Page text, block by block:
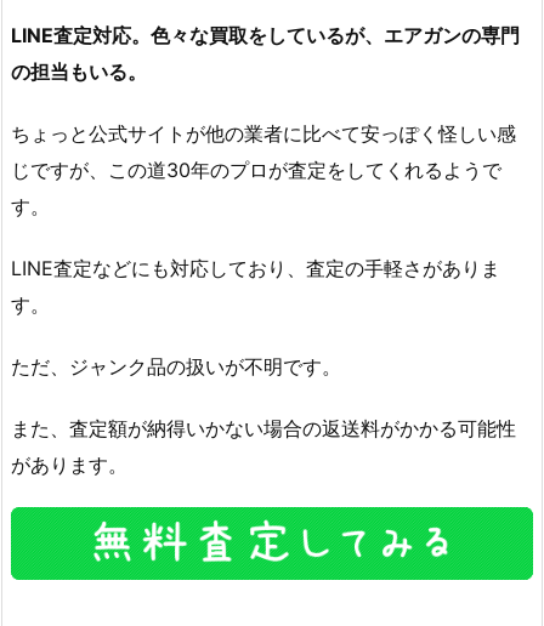
LINE査定対応。色々な買取をしているが、エアガンの専門
の担当もいる。
ちょっと公式サイトが他の業者に比べて安っぽく怪しい感
じですが、この道30年のプロが査定をしてくれるようで
す。
LINE査定などにも対応しており、査定の手軽さがありま
す。
ただ、ジャンク品の扱いが不明です。
また、査定額が納得いかない場合の返送料がかかる可能性
があります。